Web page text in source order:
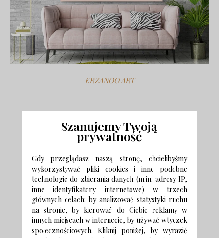
KRZANOO ART
Szanujemy Twoją
prywatność
Gdy przeglądasz naszą stronę, chcielibyśmy
wykorzystywać pliki cookies i inne podobne
technologie do zbierania danych (m.in. adresy IP,
inne identyfikatory internetowe) w trzech
głównych celach: by analizować statystyki ruchu
na stronie, by kierować do Ciebie reklamy w
innych miejscach w internecie, by używać wtyczek
społecznościowych. Kliknij poniżej, by wyrazić